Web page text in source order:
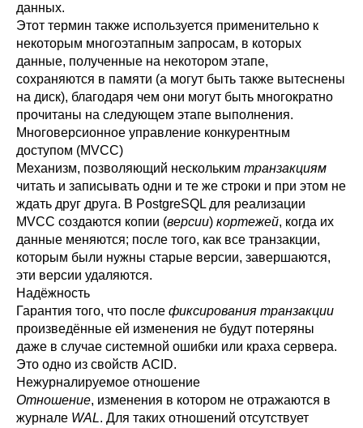
данных.
Этот термин также используется применительно к
некоторым многоэтапным запросам, в которых
данные, полученные на некотором этапе,
сохраняются в памяти (а могут быть также вытеснены
на диск), благодаря чем они могут быть многократно
прочитаны на следующем этапе выполнения.
Многоверсионное управление конкурентным
доступом (MVCC)
Механизм, позволяющий нескольким транзакциям
читать и записывать одни и те же строки и при этом не
ждать друг друга. В PostgreSQL для реализации
MVCC создаются копии (версии) кортежей, когда их
данные меняются; после того, как все транзакции,
которым были нужны старые версии, завершаются,
эти версии удаляются.
Надёжность
Гарантия того, что после фиксирования транзакции
произведённые ей изменения не будут потеряны
даже в случае системной ошибки или краха сервера.
Это одно из свойств ACID.
Нежурналируемое отношение
Отношение, изменения в котором не отражаются в
журнале WAL. Для таких отношений отсутствует